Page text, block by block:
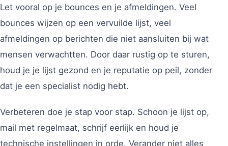
Let vooral op je bounces en je afmeldingen. Veel
bounces wijzen op een vervuilde lijst, veel
afmeldingen op berichten die niet aansluiten bij wat
mensen verwachtten. Door daar rustig op te sturen,
houd je je lijst gezond en je reputatie op peil, zonder
dat je een specialist nodig hebt.
Verbeteren doe je stap voor stap. Schoon je lijst op,
mail met regelmaat, schrijf eerlijk en houd je
technische instellingen in orde. Verander niet alles